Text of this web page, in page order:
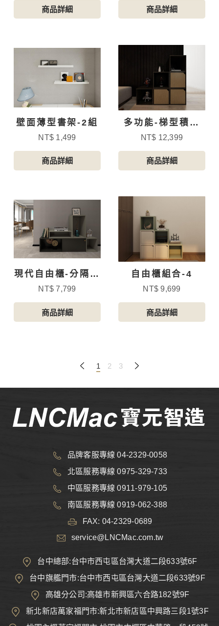
商品詳細 商品詳細
壁面薄型書架-2組
NT$ 1,499
商品詳細
多功能-梯型積木
櫃-抽屜款-4
NT$ 12,399
商品詳細
現代自由櫃-分隔含
門
NT$ 7,799
商品詳細
自由櫃組合-4
NT$ 9,699
商品詳細
1 2 3
品牌客服專線 04-2329-0058
北區服務專線 0975-329-733
中區服務專線 0911-979-105
南區服務專線 0919-062-388
FAX: 04-2329-0689
service@LNCMac.com.tw
台中總部:台中市西屯區台灣大道二段633號6F
台中旗艦門市:台中市西屯區台灣大道二段633號9F
高雄分公司:高雄市新興區六合路182號9F
新北新店萬家福門市:新北市新店區中興路三段1號3F